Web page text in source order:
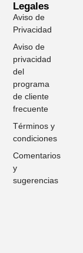
Legales
Aviso de
Privacidad
Aviso de
privacidad
del
programa
de cliente
frecuente
Términos y
condiciones
Comentarios
y
sugerencias